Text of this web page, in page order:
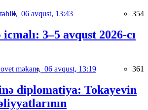
06 avqust, 13:43 354
3–5 avqust 2026-cı
məkanı, 06 avqust, 13:19 361
diplomatiya: Tokayevin